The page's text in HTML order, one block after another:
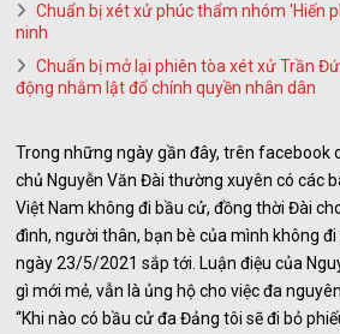
Chuẩn bị xét xử phúc thẩm nhóm 'Hiến
ninh
Chuẩn bị mở lại phiên tòa xét xử Trần
động nhằm lật đổ chính quyền nhân dân
Trong những ngày gần đây, trên facebook
chủ Nguyễn Văn Đài thường xuyên có các
Việt Nam không đi bầu cử, đồng thời Đài
đình, người thân, bạn bè của mình không
ngày 23/5/2021 sắp tới. Luận điệu của
gì mới mẻ, vẫn là ủng hộ cho việc đa
“Khi nào có bầu cử đa Đảng tôi sẽ đi bỏ